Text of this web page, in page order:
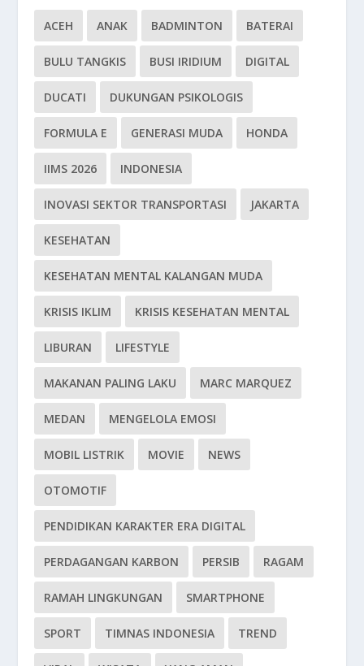
ACEH ANAK BADMINTON BATERAI
BULU TANGKIS BUSI IRIDIUM DIGITAL
DUCATI DUKUNGAN PSIKOLOGIS
FORMULA E GENERASI MUDA HONDA
IIMS 2026 INDONESIA
INOVASI SEKTOR TRANSPORTASI JAKARTA
KESEHATAN
KESEHATAN MENTAL KALANGAN MUDA
KRISIS IKLIM KRISIS KESEHATAN MENTAL
LIBURAN LIFESTYLE
MAKANAN PALING LAKU MARC MARQUEZ
MEDAN MENGELOLA EMOSI
MOBIL LISTRIK MOVIE NEWS
OTOMOTIF
PENDIDIKAN KARAKTER ERA DIGITAL
PERDAGANGAN KARBON PERSIB RAGAM
RAMAH LINGKUNGAN SMARTPHONE
SPORT TIMNAS INDONESIA TREND